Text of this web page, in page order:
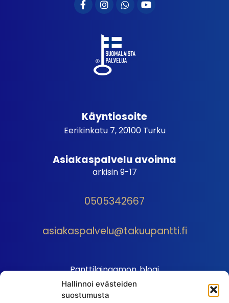
Hallinnoi evästeiden
suostumusta
Käyntiosoite
Eerikinkatu 7, 20100 Turku
Asiakaspalvelu avoinna
arkisin 9-17
0505342667
asiakaspalvelu@takuupantti.fi
Panttilainaamon blogi
Palveluhinnasto